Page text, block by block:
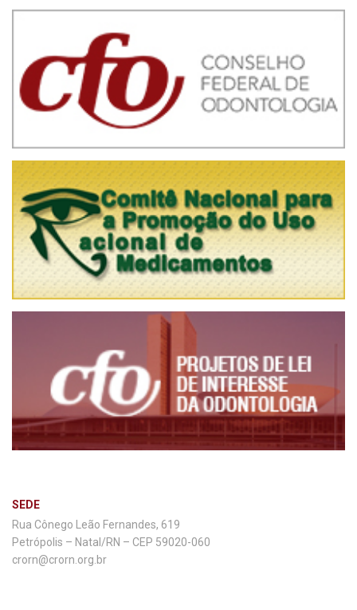
SEDE
Rua Cônego Leão Fernandes, 619
Petrópolis – Natal/RN – CEP 59020-060
crorn@crorn.org.br